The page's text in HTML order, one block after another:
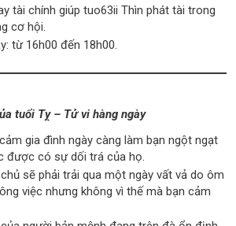
tài chính giúp tuo63ii Thìn phát tài trong
cơ hội.
từ 16h00 đến 18h00.
tuổi Tỵ – Tử vi hàng ngày
gia đình ngày càng làm bạn ngột ngạt
được có sự dối trá của họ.
sẽ phải trải qua một ngày vất vả do ôm
việc nhưng không vì thế mà bạn cảm